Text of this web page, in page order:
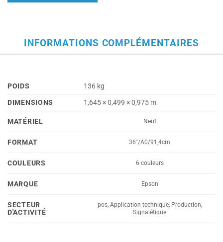
INFORMATIONS COMPLÉMENTAIRES
POIDS
136 kg
DIMENSIONS
1,645 × 0,499 × 0,975 m
MATÉRIEL Neuf
FORMAT 36"/A0/91,4cm
COULEURS 6 couleurs
MARQUE Epson
SECTEUR
D'ACTIVITÉ
pos, Application technique, Production,
Signalétique